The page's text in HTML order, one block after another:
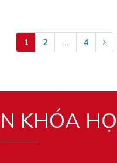
1 2 ... 4
KHÓA